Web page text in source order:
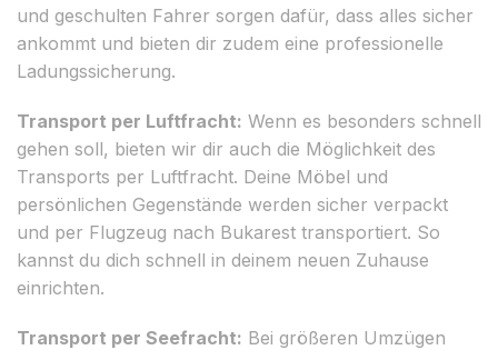
und geschulten Fahrer sorgen dafür, dass alles sicher
ankommt und bieten dir zudem eine professionelle
Ladungssicherung.
Transport per Luftfracht: Wenn es besonders schnell
gehen soll, bieten wir dir auch die Möglichkeit des
Transports per Luftfracht. Deine Möbel und
persönlichen Gegenstände werden sicher verpackt
und per Flugzeug nach Bukarest transportiert. So
kannst du dich schnell in deinem neuen Zuhause
einrichten.
Transport per Seefracht: Bei größeren Umzügen